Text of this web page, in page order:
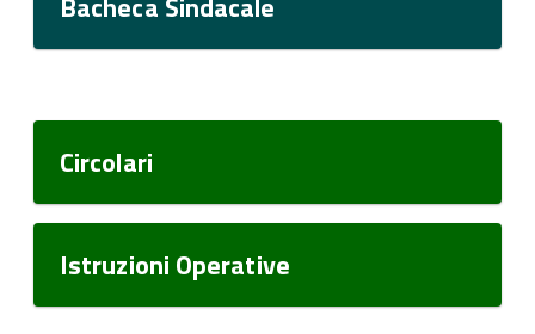
Circolari
Istruzioni Operative